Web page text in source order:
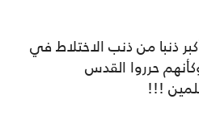
وأكبر ذنبا من ذنب الاختلاط في
حرروا القدس
!!!